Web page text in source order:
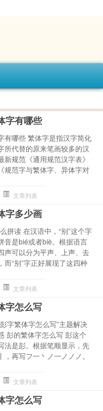
字有哪些
有哪些 繁体字是指汉字简化
所代替的原来笔画较多的汉
新规范《通用规范汉字表》
规范字与繁体字、异体字对
文章列表
字多少画
拼读 在汉语中，“别”这个字
音是bié或者biè。根据语言
声可以分为平声、上声、去
而“别”字正好展现了这四种
文章列表
字怎么写
字繁体字怎么写”主题解决
彭的繁体字怎么写 彭这个
法是彭。根据笔顺显示，先
，再写フ一丶ノ一ノノノ。
文章列表
字怎么写